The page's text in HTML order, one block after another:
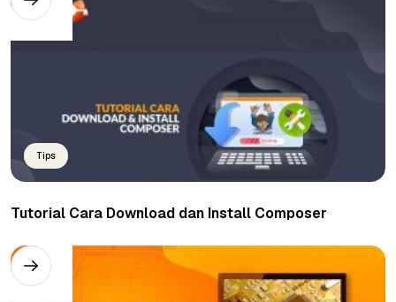
Tips
Tutorial Cara Download dan Install Composer